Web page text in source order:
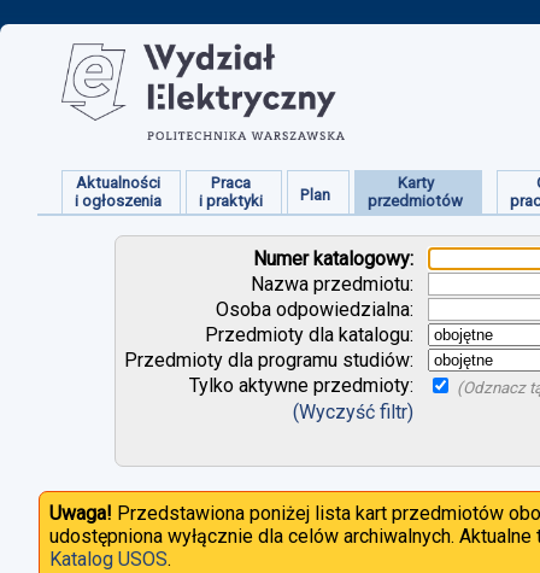
Aktualności
i ogłoszenia
Praca
i praktyki
Plan
Karty
przedmiotów
Numer katalogowy:
Nazwa przedmiotu:
Osoba odpowiedzialna:
Przedmioty dla katalogu:
Przedmioty dla programu studiów:
Tylko aktywne przedmioty:
(Odznacz
(Wyczyść filtr)
Uwaga! Przedstawiona poniżej lista kart przedmiotów
udostępniona wyłącznie dla celów archiwalnych.
Katalog USOS.